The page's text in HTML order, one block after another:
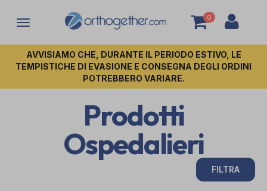
Attiva/disattiva
navigazione
0
AVVISIAMO CHE, DURANTE IL PERIODO ESTIVO, LE
TEMPISTICHE DI EVASIONE E CONSEGNA DEGLI ORDINI
POTREBBERO VARIARE.
Prodotti
Ospedalieri
FILTRA